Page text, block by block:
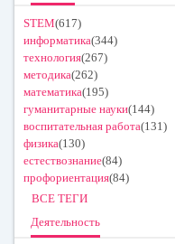
STEM(617)
информатика(344)
технология(267)
методика(262)
математика(195)
гуманитарные науки(144)
воспитательная работа(131)
физика(130)
естествознание(84)
профориентация(84)
ВСЕ ТЕГИ
Деятельность